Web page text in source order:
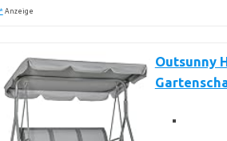
* Anzeige
Outsunny